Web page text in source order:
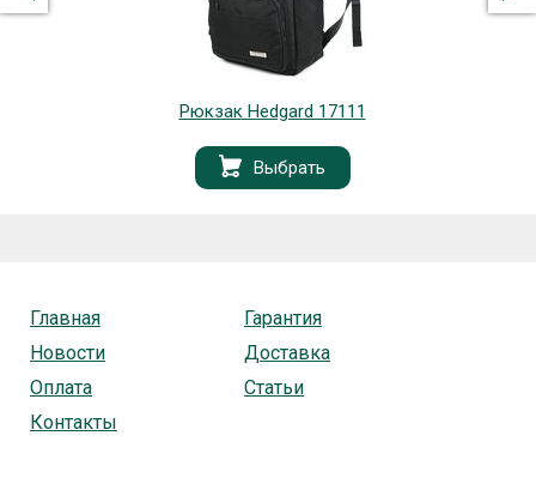
Рюкзак Hedgard 17111
Выбрать
Главная
Гарантия
Новости
Доставка
Оплата
Статьи
Контакты